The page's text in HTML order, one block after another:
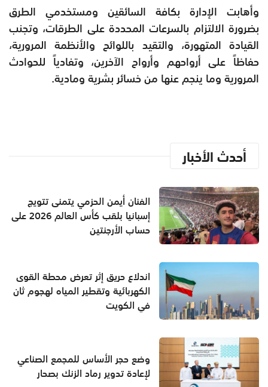
وأهابت الإدارة بكافة السائقين ومستخدمي الطرق
بضرورة الالتزام بالسرعات المحددة على الطرقات، وتجنب
القيادة المتهورة، والتقيد باللوائح والأنظمة المرورية،
حفاظاً على أرواحهم وأرواح الآخرين، وتفادياً للحوادث
المرورية وما ينجم عنها من خسائر بشرية ومادية.
أحدث الأخبار
الفنان أيمن الحزمي يتمنى تتويج
إسبانيا بلقب كأس العالم 2026 على
حساب الأرجنتين
اندلاع حريق إثر تعرض محطة القوى
الكهربائية وتقطير المياه لهجوم ثان
في الكويت
وضع حجر الأساس للمجمع الصناعي
لإعادة تدوير رماد الزنك بصحار